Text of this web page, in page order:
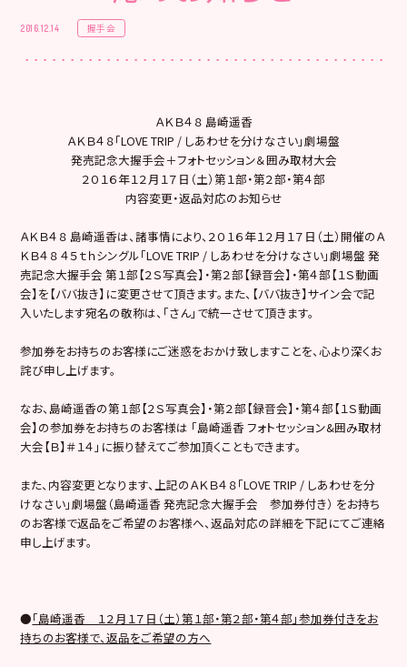
2016.12.14 握手会
ＡＫＢ４８ 島崎遥香
ＡＫＢ４８「LOVE TRIP / しあわせを分けなさい」劇場盤
発売記念大握手会＋フォトセッション＆囲み取材大会
２０１６年１２月１７日（土）第１部・第２部・第４部
内容変更・返品対応のお知らせ
ＡＫＢ４８ 島崎遥香は、諸事情により、２０１６年１２月１７日（土）開催のＡ
ＫＢ４８ ４５ｔｈシングル「LOVE TRIP / しあわせを分けなさい」劇場盤 発
売記念大握手会 第１部【２Ｓ写真会】・第２部【録音会】・第４部【１Ｓ動画
会】を【ババ抜き】に変更させて頂きます。また、【ババ抜き】サイン会で記
入いたします宛名の敬称は、「さん」で統一させて頂きます。
参加券をお持ちのお客様にご迷惑をおかけ致しますことを、心より深くお
詫び申し上げます。
なお、島崎遥香の第１部【２Ｓ写真会】・第２部【録音会】・第４部【１Ｓ動画
会】の参加券をお持ちのお客様は 「島崎遥香 フォトセッション&囲み取材
大会【Ｂ】＃１４」に振り替えてご参加頂くこともできます。
また、内容変更となります、上記のＡＫＢ４８「LOVE TRIP / しあわせを分
けなさい」劇場盤（島崎遥香 発売記念大握手会 参加券付き） をお持ち
のお客様で返品をご希望のお客様へ、返品対応の詳細を下記にてご連絡
申し上げます。
●「島崎遥香 １２月１７日（土）第１部・第２部・第４部」参加券付きをお
持ちのお客様で、返品をご希望の方へ